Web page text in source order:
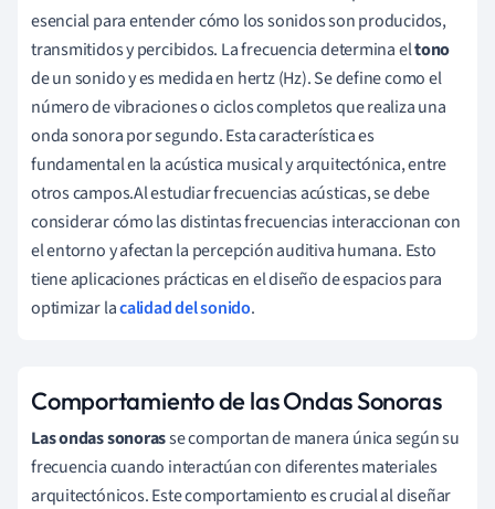
esencial para entender cómo los sonidos son producidos,
transmitidos y percibidos. La frecuencia determina eltono
de un sonido y es medida en hertz (Hz). Se define como el
número de vibraciones o ciclos completos que realiza una
onda sonora por segundo. Esta característica es
fundamental en la acústica musical y arquitectónica, entre
otros campos.Al estudiar frecuencias acústicas, se debe
considerar cómo las distintas frecuencias interaccionan con
el entorno y afectan la percepción auditiva humana. Esto
tiene aplicaciones prácticas en el diseño de espacios para
optimizar lacalidad del sonido.
Comportamiento de las Ondas Sonoras
Las ondas sonorasse comportan de manera única según su
frecuencia cuando interactúan con diferentes materiales
arquitectónicos. Este comportamiento es crucial al diseñar